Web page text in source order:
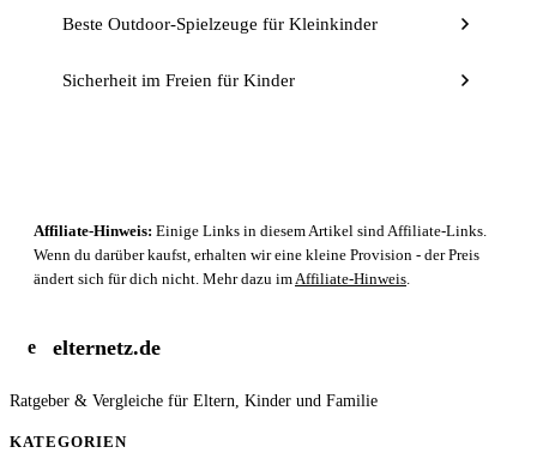
Beste Outdoor-Spielzeuge für Kleinkinder
Sicherheit im Freien für Kinder
Affiliate-Hinweis: Einige Links in diesem Artikel sind Affiliate-Links.
Wenn du darüber kaufst, erhalten wir eine kleine Provision - der Preis
ändert sich für dich nicht. Mehr dazu im Affiliate-Hinweis
e elternetz.de
Ratgeber & Vergleiche für Eltern, Kinder und Familie
KATEGORIEN